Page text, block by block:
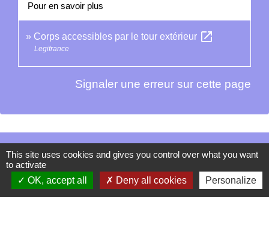
Pour en savoir plus
Corps accessibles par le tour extérieur open_in_new
Legifrance
Signaler une erreur sur cette page
Contacts
La Garde-Adhémar
25, rue Pauline de Simiane
This site uses cookies and gives you control over what you want
to activate
OK, accept all
Deny all cookies Personalize